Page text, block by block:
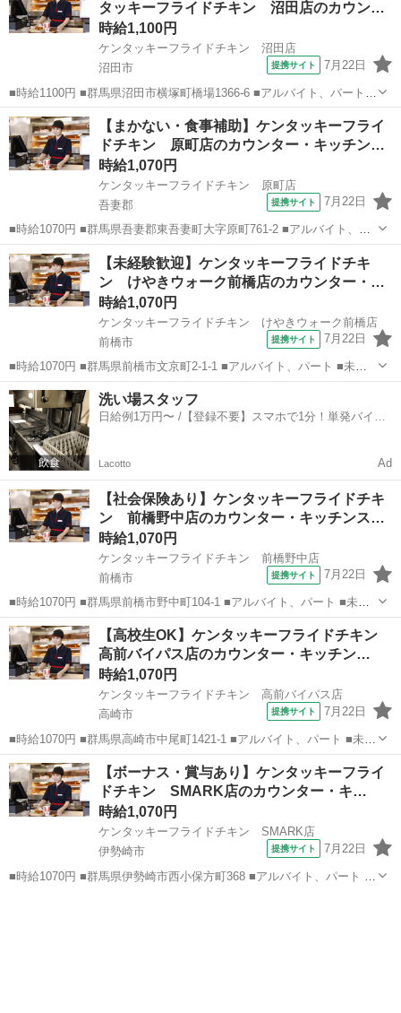
り、昇給あり、週...タッキーフライドチキン 沼田店のカウン…
時給1,100円
ケンタッキーフライドチキン 沼田店
沼田市
提携サイト 7月22日
■時給1100円 ■群馬県沼田市横塚町橋場1366-6 ■アルバイト、パート ■
未経験歓迎、高校生OK、フリーター歓迎、ミドル（40代～）活躍中、
エルダー（50代～）活躍中、シニア（60代～）活躍中、ボーナス・賞
与あり、昇給...
群馬 沼田市 ファーストフード
【まかない・食事補助】ケンタッキーフライ
ドチキン 原町店のカウンター・キッチン…
時給1,070円
ケンタッキーフライドチキン 原町店
吾妻郡
提携サイト 7月22日
■時給1070円 ■群馬県吾妻郡東吾妻町大字原町761-2 ■アルバイト、パ
ート ■未経験歓迎、高校生OK、フリーター歓迎、ミドル（40代～）活
躍中、エルダー（50代～）活躍中、シニア（60代～）活躍中、ボーナ
ス・賞与あり、...
群馬 吾妻郡 ファーストフード
【未経験歓迎】ケンタッキーフライドチキ
ン けやきウォーク前橋店のカウンター・
キ…
時給1,070円
ケンタッキーフライドチキン けやきウォーク前橋店
前橋市
提携サイト 7月22日
■時給1070円 ■群馬県前橋市文京町2-1-1 ■アルバイト、パート ■未経
験歓迎、高校生OK、フリーター歓迎、ミドル（40代～）活躍中、エル
ダー（50代～）活躍中、シニア（60代～）活躍中、ボーナス・賞与あ
り、昇給あり、...
群馬 前橋市 ファーストフード
洗い場スタッフ
日給例1万円〜 /【登録不要】スマホで1分！単発バイト
Lacotto Ad
【社会保険あり】ケンタッキーフライドチキ
ン 前橋野中店のカウンター・キッチンス…
時給1,070円
ケンタッキーフライドチキン 前橋野中店
前橋市
提携サイト 7月22日
■時給1070円 ■群馬県前橋市野中町104-1 ■アルバイト、パート ■未経
験歓迎、高校生OK、フリーター歓迎、ミドル（40代～）活躍中、エル
ダー（50代～）活躍中、シニア（60代～）活躍中、ボーナス・賞与あ
り、昇給あり、...
群馬 前橋市 ファーストフード
【高校生OK】ケンタッキーフライドチキン
高前バイパス店のカウンター・キッチン…
時給1,070円
ケンタッキーフライドチキン 高前バイパス店
高崎市
提携サイト 7月22日
■時給1070円 ■群馬県高崎市中尾町1421-1 ■アルバイト、パート ■未経
験歓迎、高校生OK、フリーター歓迎、ミドル（40代～）活躍中、エル
ダー（50代～）活躍中、シニア（60代～）活躍中、ボーナス・賞与あ
り、昇給あり...
群馬 高崎市 ファーストフード
【ボーナス・賞与あり】ケンタッキーフライ
ドチキン SMARK店のカウンター・キ…
時給1,070円
ケンタッキーフライドチキン SMARK店
伊勢崎市
提携サイト 7月22日
■時給1070円 ■群馬県伊勢崎市西小保方町368 ■アルバイト、パート ■